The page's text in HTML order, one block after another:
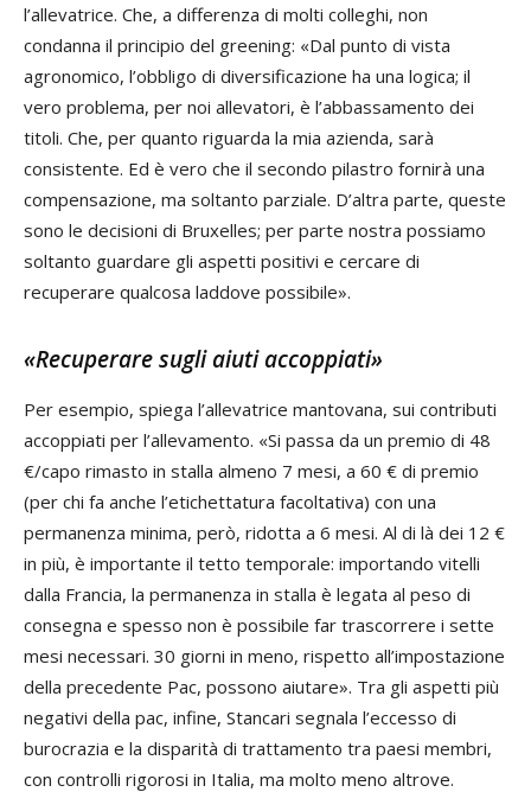
l’allevatrice. Che, a differenza di molti colleghi, non
condanna il principio del greening: «Dal punto di vista
agronomico, l’obbligo di diversificazione ha una logica; il
vero problema, per noi allevatori, è l’abbassamento dei
titoli. Che, per quanto riguarda la mia azienda, sarà
consistente. Ed è vero che il secondo pilastro fornirà una
compensazione, ma soltanto parziale. D’altra parte, queste
sono le decisioni di Bruxelles; per parte nostra possiamo
soltanto guardare gli aspetti positivi e cercare di
recuperare qualcosa laddove possibile».
«Recuperare sugli aiuti accoppiati»
Per esempio, spiega l’allevatrice mantovana, sui contributi
accoppiati per l’allevamento. «Si passa da un premio di 48
€/capo rimasto in stalla almeno 7 mesi, a 60 € di premio
(per chi fa anche l’etichettatura facoltativa) con una
permanenza minima, però, ridotta a 6 mesi. Al di là dei 12 €
in più, è importante il tetto temporale: importando vitelli
dalla Francia, la permanenza in stalla è legata al peso di
consegna e spesso non è possibile far trascorrere i sette
mesi necessari. 30 giorni in meno, rispetto all’impostazione
della precedente Pac, possono aiutare». Tra gli aspetti più
negativi della pac, infine, Stancari segnala l’eccesso di
burocrazia e la disparità di trattamento tra paesi membri,
con controlli rigorosi in Italia, ma molto meno altrove.